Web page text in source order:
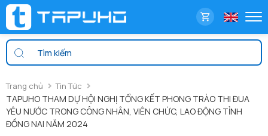
Trang chủ Tin Tức
TAPUHO THAM DỰ HỘI NGHỊ TỔNG KẾT PHONG TRÀO THI ĐUA
YÊU NƯỚC TRONG CÔNG NHÂN, VIÊN CHỨC, LAO ĐỘNG TỈNH
ĐỒNG NAI NĂM 2024